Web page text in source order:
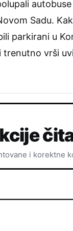
Sadu.
parkirani u
trenutno vrši
i korektne